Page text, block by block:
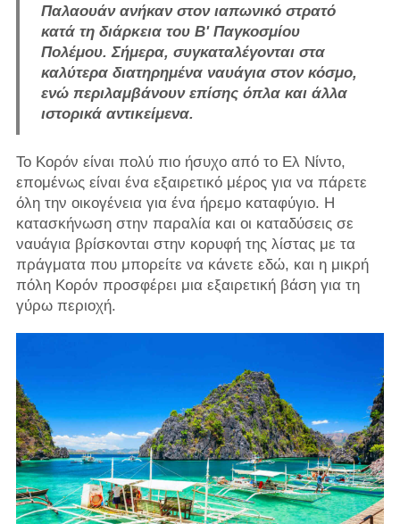
Παλαουάν ανήκαν στον ιαπωνικό στρατό
κατά τη διάρκεια του Β' Παγκοσμίου
Πολέμου. Σήμερα, συγκαταλέγονται στα
καλύτερα διατηρημένα ναυάγια στον κόσμο,
ενώ περιλαμβάνουν επίσης όπλα και άλλα
ιστορικά αντικείμενα.
Το Κορόν είναι πολύ πιο ήσυχο από το Ελ Νίντο,
επομένως είναι ένα εξαιρετικό μέρος για να πάρετε
όλη την οικογένεια για ένα ήρεμο καταφύγιο. Η
κατασκήνωση στην παραλία και οι καταδύσεις σε
ναυάγια βρίσκονται στην κορυφή της λίστας με τα
πράγματα που μπορείτε να κάνετε εδώ, και η μικρή
πόλη Κορόν προσφέρει μια εξαιρετική βάση για τη
γύρω περιοχή.